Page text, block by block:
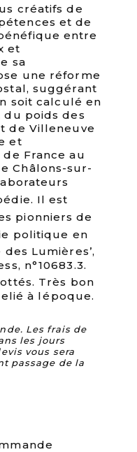
créatifs de
et de
entre
et
sa
une réforme
suggérant
soit calculé en
poids des
de Villeneuve
et
France au
Châlons-sur-
Il est
pionniers de
politique en
des Lumières’,
n°10683.3.
Très bon
à lépoque.
Les frais de
les jours
vous sera
passage de la